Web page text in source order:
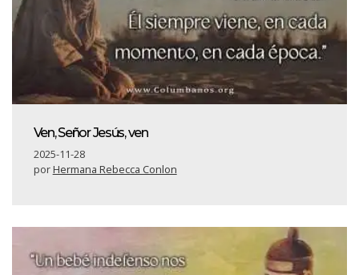
Ven, Señor Jesús, ven
2025-11-28
porHermana Rebecca Conlon